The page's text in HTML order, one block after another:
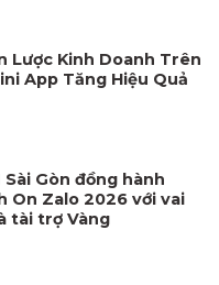
Lược Kinh Doanh Trên
App Tăng Hiệu Quả
Sài Gòn đồng hành
On Zalo 2026 với vai
tài trợ Vàng